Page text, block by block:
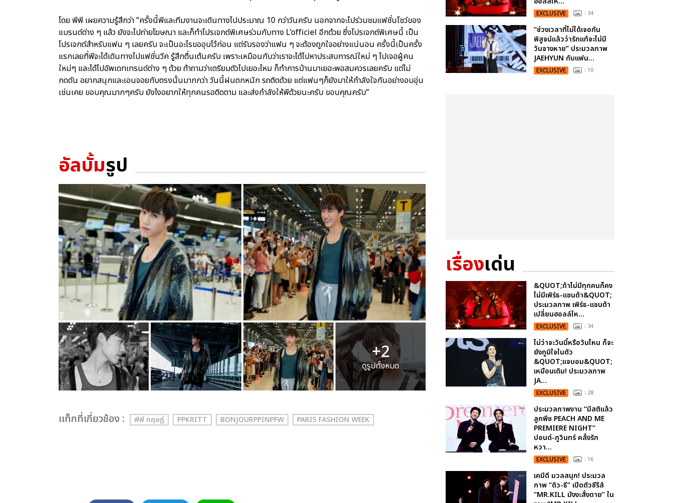
โดย พีพี เผยความรู้สึกว่า “ครั้งนี้พีและทีมงานจะเดินทางไปประมาณ 10 กว่าวันครับ นอกจากจะไปร่วมชมแฟชั่นโชว์ของ
แบรนด์ต่าง ๆ แล้ว ยังจะไปถ่ายโฆษณา และก็ทำโปรเจกต์พิเศษร่วมกับทาง L’officiel อีกด้วย ซึ่งโปรเจกต์พิเศษนี้ เป็น
โปรเจกต์สำหรับแฟน ๆ เลยครับ จะเป็นอะไรขออุบไว้ก่อน แต่รับรองว่าแฟน ๆ จะต้องถูกใจอย่างแน่นอน ครั้งนี้เป็นครั้ง
แรกเลยที่พีจะได้เดินทางไปแฟชั่นวีค รู้สึกตื่นเต้นครับ เพราะเหมือนกับว่าเราจะได้ไปหาประสบการณ์ใหม่ ๆ ไปเจอผู้คน
ใหม่ๆ และได้ไปอัพเดทเทรนด์ต่าง ๆ ด้วย ถ้าถามว่าเตรียมตัวไปเยอะไหม ก็ทำการบ้านมาเยอะพอสมควรเลยครับ แต่ไม่
กดดัน อยากสนุกและเอนจอยกับตรงนั้นมากกว่า วันนี้ฝนตกหนัก รถติดด้วย แต่แฟนๆก็ยังมาให้กำลังใจกันอย่างอบอุ่น
เช่นเคย ขอบคุณมากๆครับ ยังไงอยากให้ทุกคนรอติดตาม และส่งกำลังให้พีด้วยนะครับ ขอบคุณครับ”
อัลบั้มรูป
+2
ดูรูปทั้งหมด
เเท็กที่เกี่ยวข้อง : พีพี กฤษฏ์ PPKRITT BONJOURPPINPFW PARIS FASHION WEEK
EXCLUSIVE : 34
“ช่วงเวลาที่ไม่ได้เจอกัน
พิสูจน์แล้วว่ารักแท้จะไม่มี
วันจางหาย” ประมวลภาพ
JAEHYUN กับแฟน...
EXCLUSIVE : 10
เรื่องเด่น
&QUOT;ถ้าไม่มีทุกคนก็คง
ไม่มีเพิร์ธ-แซนต้า&QUOT;
ประมวลภาพ เพิร์ธ-แซนต้า
เปลี่ยนฮอลล์ให...
EXCLUSIVE : 34
ไม่ว่าจะวันนี้หรือวันไหน ก็จะ
ยังภูมิใจในตัว
&QUOT;แจบอม&QUOT;
เหมือนเดิม! ประมวลภาพ
JA...
EXCLUSIVE : 28
ประมวลภาพงาน “มีสติแล้ว
ลูกพีช PEACH AND ME
PREMIERE NIGHT”
ปอนด์-ภูวินทร์ คลั่งรัก
หวา...
EXCLUSIVE : 16
เคมีดี มวลสนุก! ประมวล
ภาพ “ดิว-ธี” เปิดตัวซีรีส์
“MR.KILL มังงะสั่งตาย” ใน